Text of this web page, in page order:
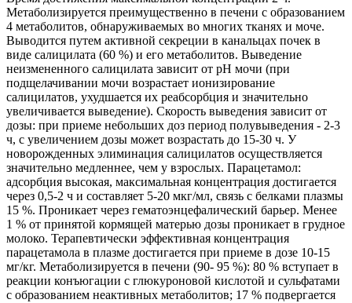
Метаболизируется преимущественно в печени с образованием
4 метаболитов, обнаруживаемых во многих тканях и моче.
Выводится путем активной секреции в канальцах почек в
виде салицилата (60 %) и его метаболитов. Выведение
неизмененного салицилата зависит от рН мочи (при
подщелачивании мочи возрастает ионизирование
салицилатов, ухудшается их реабсорбция и значительно
увеличивается выведение). Скорость выведения зависит от
дозы: при приеме небольших доз период полувыведения - 2-3
ч, с увеличением дозы может возрастать до 15-30 ч. У
новорожденных элиминация салицилатов осуществляется
значительно медленнее, чем у взрослых. Парацетамол:
адсорбция высокая, максимальная концентрация достигается
через 0,5-2 ч и составляет 5-20 мкг/мл, связь с белками плазмы
15 %. Проникает через гематоэнцефалический барьер. Менее
1 % от принятой кормящей матерью дозы проникает в грудное
молоко. Терапевтически эффективная концентрация
парацетамола в плазме достигается при приеме в дозе 10-15
мг/кг. Метаболизируется в печени (90- 95 %): 80 % вступает в
реакции конъюгации с глюкуроновой кислотой и сульфатами
с образованием неактивных метаболитов; 17 % подвергается